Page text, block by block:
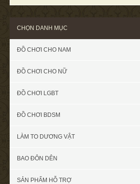
CHỌN DANH MỤC
ĐỒ CHƠI CHO NAM
ĐỒ CHƠI CHO NỮ
ĐỒ CHƠI LGBT
ĐỒ CHƠI BDSM
LÀM TO DƯƠNG VẬT
BAO ĐÔN DÊN
SẢN PHẨM HỖ TRỢ